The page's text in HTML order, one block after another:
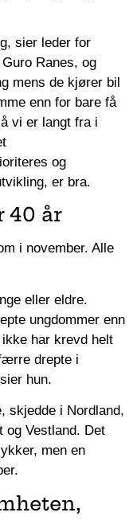
sier leder for
Ranes, og
mens de kjører bil
enn for bare få
vi er langt fra i
og
er bra.
40 år
i november. Alle
eller eldre.
ungdommer enn
har krevd helt
drepte i
hun.
skjedde i Nordland,
og Vestland. Det
men en